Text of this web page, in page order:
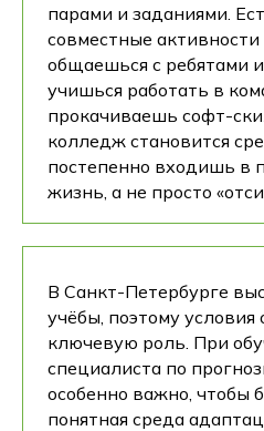
парами и заданиями.
совместные
общаешься с ребятами
учишься работать в
прокачиваешь софт-
колледж становится
постепенно входишь в
жизнь, а не просто
В Санкт-Петербурге
учёбы, поэтому условия
ключевую роль. При
специалиста по
особенно важно, чтобы
понятная среда